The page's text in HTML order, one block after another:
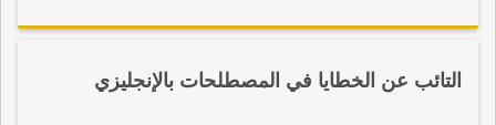
التائب عن الخطايا في المصطلحات بالإنجليزي